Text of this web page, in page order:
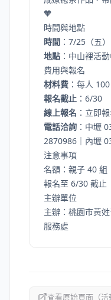
🧡
時間與地點
時間 ：7/25（五
地點 ：中山裡活
費用與報名
材料費 ：每人
報名截止 ：6/30
線上報名 ： 立即
電話洽詢 ：中壢
2870986｜內壢
注意事項
名額：親子 40 組
報名至 6/30 截止
主辦單位
主辦：桃園市黃
服務處
查看原始頁面（活